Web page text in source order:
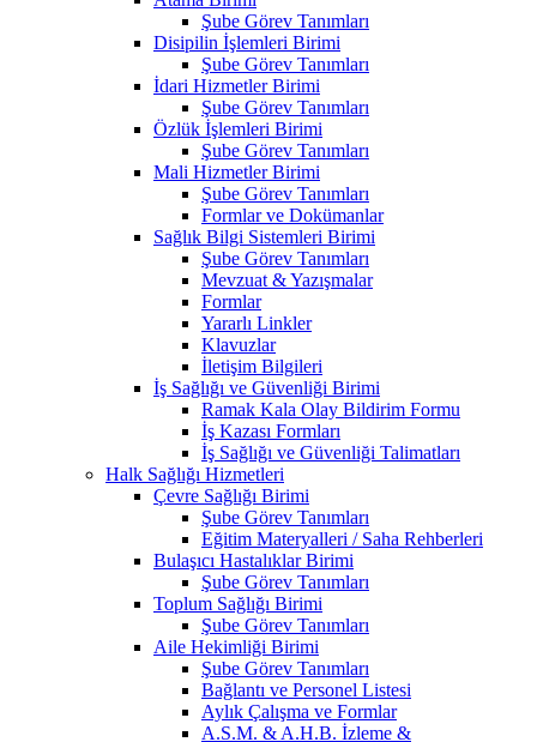
Şube Görev Tanımları
Disipilin İşlemleri Birimi
Şube Görev Tanımları
İdari Hizmetler Birimi
Şube Görev Tanımları
Özlük İşlemleri Birimi
Şube Görev Tanımları
Mali Hizmetler Birimi
Şube Görev Tanımları
Formlar ve Dokümanlar
Sağlık Bilgi Sistemleri Birimi
Şube Görev Tanımları
Mevzuat & Yazışmalar
Formlar
Yararlı Linkler
Klavuzlar
İletişim Bilgileri
İş Sağlığı ve Güvenliği Birimi
Ramak Kala Olay Bildirim Formu
İş Kazası Formları
İş Sağlığı ve Güvenliği Talimatları
Halk Sağlığı Hizmetleri
Çevre Sağlığı Birimi
Şube Görev Tanımları
Eğitim Materyalleri / Saha Rehberleri
Bulaşıcı Hastalıklar Birimi
Şube Görev Tanımları
Toplum Sağlığı Birimi
Şube Görev Tanımları
Aile Hekimliği Birimi
Şube Görev Tanımları
Bağlantı ve Personel Listesi
Aylık Çalışma ve Formlar
A.S.M. & A.H.B. İzleme &